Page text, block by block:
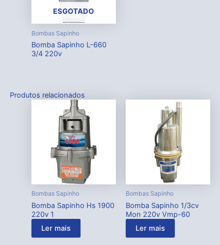
ESGOTADO
Bombas Sapinho
Bomba Sapinho L-660
3/4 220v
Produtos relacionados
Bombas Sapinho
Bomba Sapinho Hs 1900
220v 1
Ler mais
Bombas Sapinho
Bomba Sapinho 1/3cv
Mon 220v Vmp-60
Ler mais